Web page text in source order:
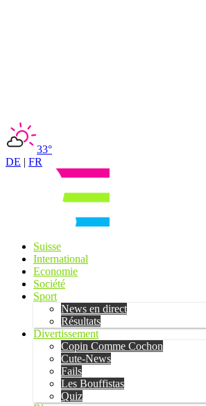
33°
DE | FR
Suisse
International
Economie
Société
Sport
News en direct
Résultats
Divertissement
Copin Comme Cochon
Cute-News
Fails
Les Bouffistas
Quiz